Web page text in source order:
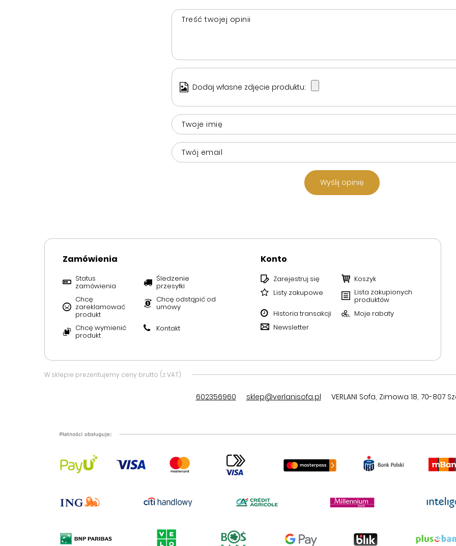
Treść twojej opinii
Dodaj własne zdjęcie produktu:
Twoje imię
Twój email
Wyślij opinię
Zamówienia
Status
zamówienia
Śledzenie
przesyłki
Chcę
zareklamować
produkt
Chcę odstąpić od
umowy
Chcę wymienić
produkt
Kontakt
Konto
Zarejestruj się
Koszyk
Listy zakupowe
Lista zakupionych
produktów
Historia transakcji
Moje rabaty
Newsletter
W sklepie prezentujemy ceny brutto (z VAT).
602356960 sklep@verlanisofa.pl VERLANI Sofa, Zimowa 18, 70-807